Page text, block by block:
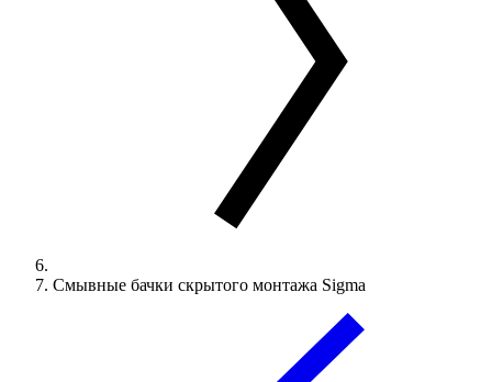
Смывные бачки скрытого монтажа Sigma